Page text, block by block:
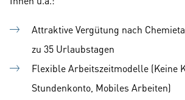
Attraktive Vergütung nach
zu 35 Urlaubstagen
Flexible Arbeitszeitmodelle (Keine
Stundenkonto, Mobiles Arbeiten)